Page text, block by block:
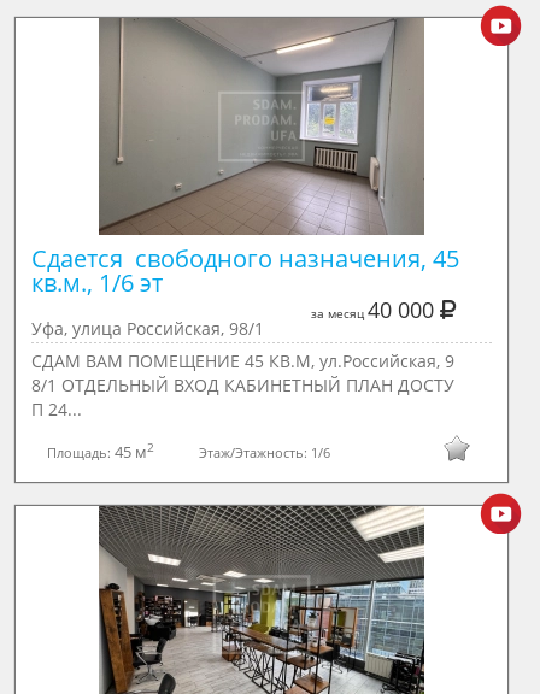
Сдается  свободного назначения, 45
кв.м., 1/6 эт
за месяц40 000
Уфа, улица Российская, 98/1
СДАМ ВАМ ПОМЕЩЕНИЕ 45 КВ.М, ул.Российская, 9
8/1 ОТДЕЛЬНЫЙ ВХОД КАБИНЕТНЫЙ ПЛАН ДОСТУ
П 24...
Площадь:45 м2 Этаж/Этажность: 1/6